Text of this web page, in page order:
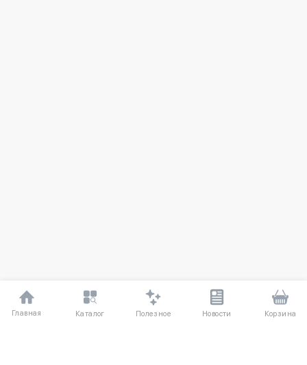
Главная Каталог Полезное Новости Корзина